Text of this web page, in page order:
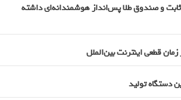
و صندوق طلا پس‌انداز هوشمندانه‌ای داشته
قطعی اینترنت بین‌الملل
دستگاه تولید